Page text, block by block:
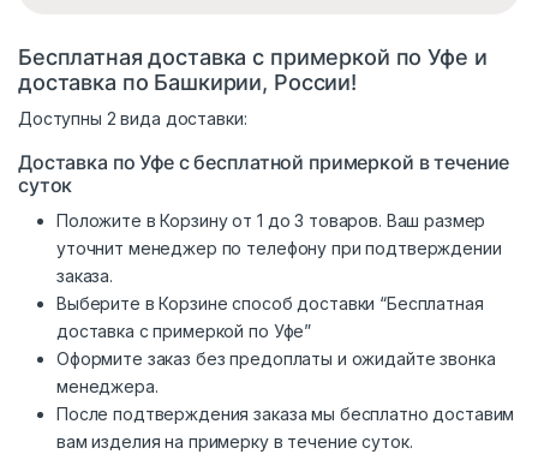
Бесплатная доставка с примеркой по Уфе и
доставка по Башкирии, России!
Доступны 2 вида доставки:
Доставка по Уфе с бесплатной примеркой в течение
суток
Положите в Корзину от 1 до 3 товаров. Ваш размер
уточнит менеджер по телефону при подтверждении
заказа.
Выберите в Корзине способ доставки “Бесплатная
доставка с примеркой по Уфе”
Оформите заказ без предоплаты и ожидайте звонка
менеджера.
После подтверждения заказа мы бесплатно доставим
вам изделия на примерку в течение суток.